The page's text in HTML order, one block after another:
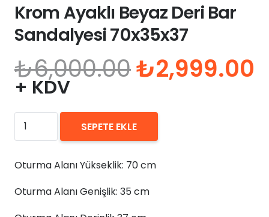
Krom Ayaklı Beyaz Deri Bar
Sandalyesi 70x35x37
₺6,000.00Orijinal
fiyat:
₺2,999.00
+ KDV
Krom
Ayaklı
Deri
Bar
SEPETE EKLE
Oturma Alanı Yükseklik: 70 cm
Oturma Alanı Genişlik: 35 cm